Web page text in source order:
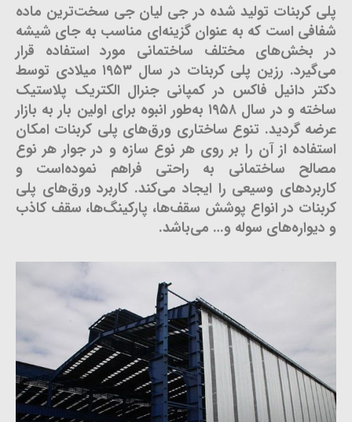
پلی کربنات تولید شده در جی لیان جی سخت‌ترین ماده
شفافی است که به عنوان گزینه‌ای مناسب به جای شیشه
در بخش‌های مختلف ساختمانی مورد استفاده قرار
می‌گیرد. رزین پلی کربنات در سال ۱۹۵۳ میلادی توسط
دکتر دانیل فاکس در کمپانی جنرال الکتریک پلاستیک
ساخته و در سال ۱۹۵۸ به‌طور انبوه برای اولین بار به بازار
عرضه گردید. تنوع ساختاری ورق‌های پلی کربنات امکان
استفاده از آن را بر روی هر نوع سازه و در جوار هر نوع
مصالح ساختمانی به راحتی فراهم نموده‌است و
کاربردهای وسیعی را ایجاد می‌کند. کاربرد ورق‌های پلی
کربنات در انواع پوشش سقف‌ها، پارکینگ‌ها، سقف کاذب
و دیواره‌های سوله و… می‌باشد.